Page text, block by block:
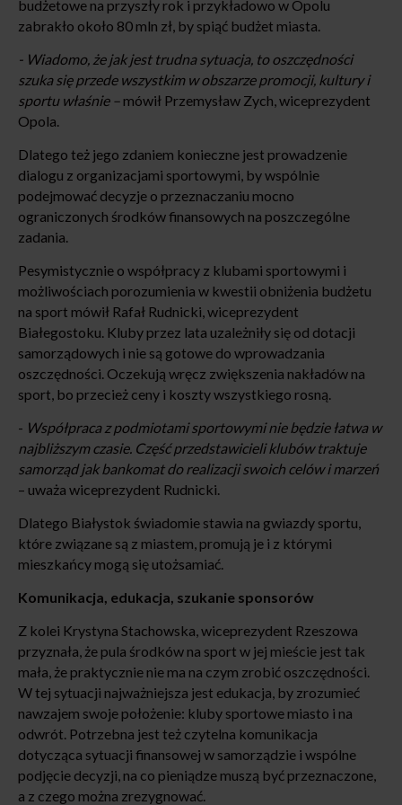
budżetowe na przyszły rok i przykładowo w Opolu
zabrakło około 80 mln zł, by spiąć budżet miasta.
- Wiadomo, że jak jest trudna sytuacja, to oszczędności
szuka się przede wszystkim w obszarze promocji, kultury i
sportu właśnie – mówił Przemysław Zych, wiceprezydent
Opola.
Dlatego też jego zdaniem konieczne jest prowadzenie
dialogu z organizacjami sportowymi, by wspólnie
podejmować decyzje o przeznaczaniu mocno
ograniczonych środków finansowych na poszczególne
zadania.
Pesymistycznie o współpracy z klubami sportowymi i
możliwościach porozumienia w kwestii obniżenia budżetu
na sport mówił Rafał Rudnicki, wiceprezydent
Białegostoku. Kluby przez lata uzależniły się od dotacji
samorządowych i nie są gotowe do wprowadzania
oszczędności. Oczekują wręcz zwiększenia nakładów na
sport, bo przecież ceny i koszty wszystkiego rosną.
- Współpraca z podmiotami sportowymi nie będzie łatwa w
najbliższym czasie. Część przedstawicieli klubów traktuje
samorząd jak bankomat do realizacji swoich celów i marzeń
– uważa wiceprezydent Rudnicki.
Dlatego Białystok świadomie stawia na gwiazdy sportu,
które związane są z miastem, promują je i z którymi
mieszkańcy mogą się utożsamiać.
Komunikacja, edukacja, szukanie sponsorów
Z kolei Krystyna Stachowska, wiceprezydent Rzeszowa
przyznała, że pula środków na sport w jej mieście jest tak
mała, że praktycznie nie ma na czym zrobić oszczędności.
W tej sytuacji najważniejsza jest edukacja, by zrozumieć
nawzajem swoje położenie: kluby sportowe miasto i na
odwrót. Potrzebna jest też czytelna komunikacja
dotycząca sytuacji finansowej w samorządzie i wspólne
podjęcie decyzji, na co pieniądze muszą być przeznaczone,
a z czego można zrezygnować.